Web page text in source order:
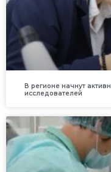
В регионе начнут
исследователей